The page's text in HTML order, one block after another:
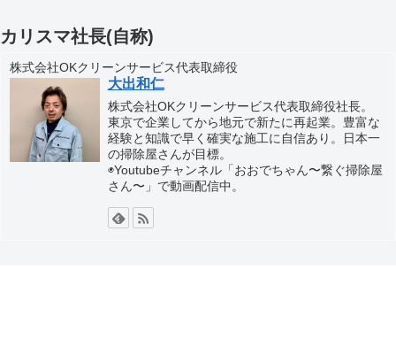
カリスマ社長(自称)
株式会社OKクリーンサービス代表取締役
大出和仁
株式会社OKクリーンサービス代表取締役社長。
東京で企業してから地元で新たに再起業。豊富な
経験と知識で早く確実な施工に自信あり。日本一
の掃除屋さんが目標。
◉Youtubeチャンネル「おおでちゃん〜繋ぐ掃除屋
さん〜」で動画配信中。